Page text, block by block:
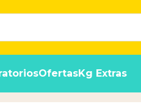
OfertasKg Extras